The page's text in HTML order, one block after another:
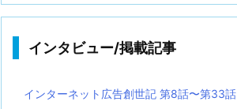
インタビュー/掲載記事
インターネット広告創世記 第8話〜第33話